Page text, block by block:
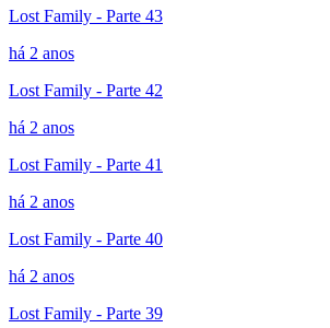
Lost Family - Parte 43
há 2 anos
Lost Family - Parte 42
há 2 anos
Lost Family - Parte 41
há 2 anos
Lost Family - Parte 40
há 2 anos
Lost Family - Parte 39